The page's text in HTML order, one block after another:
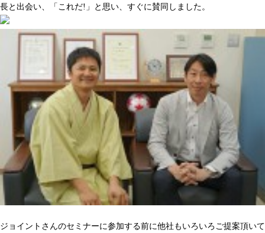
長と出会い、「これだ!」と思い、すぐに賛同しました。
ジョイントさんのセミナーに参加する前に他社もいろいろご提案頂いて